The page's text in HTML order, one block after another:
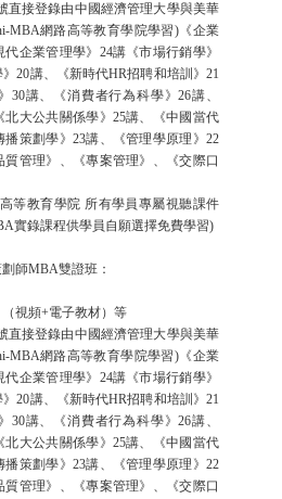
直接登錄由中國經濟管理大學與美華
MBA網路高等教育學院學習)《企業
企業管理學》24講《市場行銷學》
20講、《新時代HR招聘和培訓》21
30講、《消費者行為科學》26講、
北大公共關係學》25講、《中國當代
策劃學》23講、《管理學原理》22
管理》、《專案管理》、《交際口
等教育學院 所有學員專屬視聽課件
實錄課程供學員自願選擇免費學習)
師MBA雙證班：
視頻+電子教材）等
直接登錄由中國經濟管理大學與美華
MBA網路高等教育學院學習)《企業
企業管理學》24講《市場行銷學》
20講、《新時代HR招聘和培訓》21
30講、《消費者行為科學》26講、
北大公共關係學》25講、《中國當代
策劃學》23講、《管理學原理》22
管理》、《專案管理》、《交際口